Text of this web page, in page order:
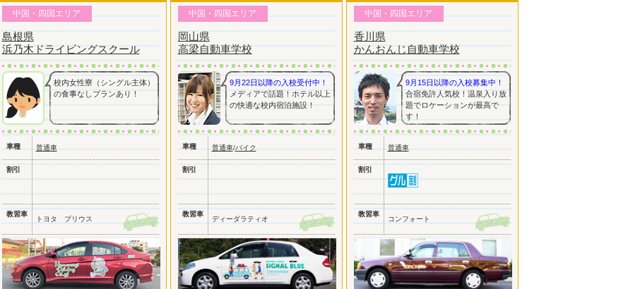
中国・四国エリア
島根県
浜乃木ドライビングスクール
校内女性寮（シングル主体）
の食事なしプランあり！
車種 普通車
割引
教習車
トヨタ プリウス
中国・四国エリア
岡山県
高梁自動車学校
9月22日以降の入校受付中！
メディアで話題！ホテル以上
の快適な校内宿泊施設！
車種 普通車/バイク
割引
教習車
ディーダラティオ
中国・四国エリア
香川県
かんおんじ自動車学校
9月15日以降の入校募集中！
合宿免許人気校！温泉入り放
題でロケーションが最高で
す！
車種 普通車
割引
教習車
コンフォート